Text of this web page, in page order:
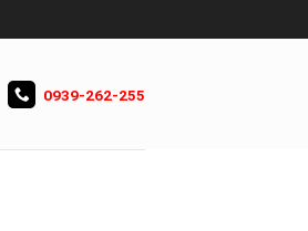
0939-262-255